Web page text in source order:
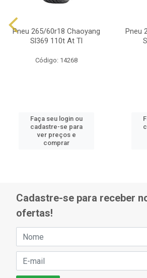
Pneu 265/60r18 Chaoyang
Sl369 110t At Tl
Código: 14268
Faça seu login ou
cadastre-se para
ver preços e
comprar
Pneu
Cadastre-se para receber
ofertas!